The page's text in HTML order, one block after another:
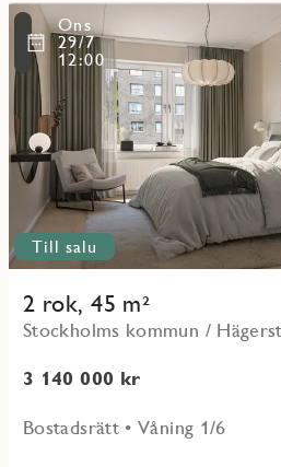
Till salu
2 rok, 45 m²
Stockholms kommun /
3 140 000 kr
Bostadsrätt • Våning 1/6
Ons
29/7
12:00
Läs
mer
objekt
31103